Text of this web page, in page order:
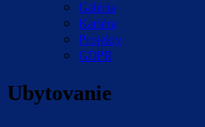
Galéria
Kariéra
Projekty
GDPR
Ubytovanie